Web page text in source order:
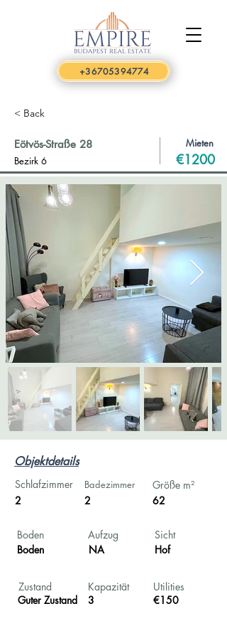
+36705394774
< Back
Mieten
Eötvös-Straße 28
€1200
Bezirk 6
Objektdetails
Schlafzimmer
2
Badezimmer
2
Größe m²
62
Boden
Boden
Aufzug
NA
Sicht
Hof
Zustand
Guter Zustand
Kapazität
3
Utilities
€150